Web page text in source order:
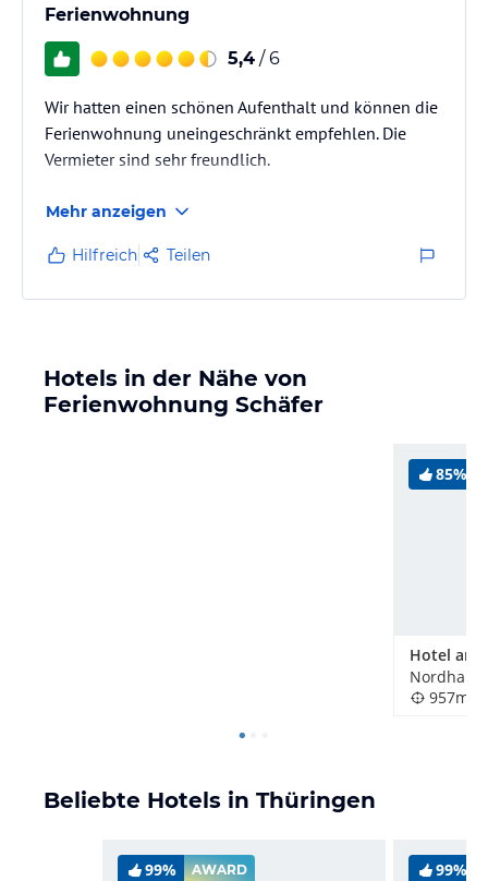
Ferienwohnung
5,4 / 6
Wir hatten einen schönen Aufenthalt und können die
Ferienwohnung uneingeschränkt empfehlen. Die
Vermieter sind sehr freundlich.
Mehr anzeigen
Hilfreich Teilen
Hotels in der Nähe von
Ferienwohnung Schäfer
85%
957m
Beliebte Hotels in Thüringen
99% AWARD 99%